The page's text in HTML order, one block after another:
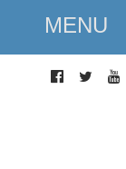
MENU